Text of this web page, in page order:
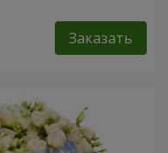
Заказать